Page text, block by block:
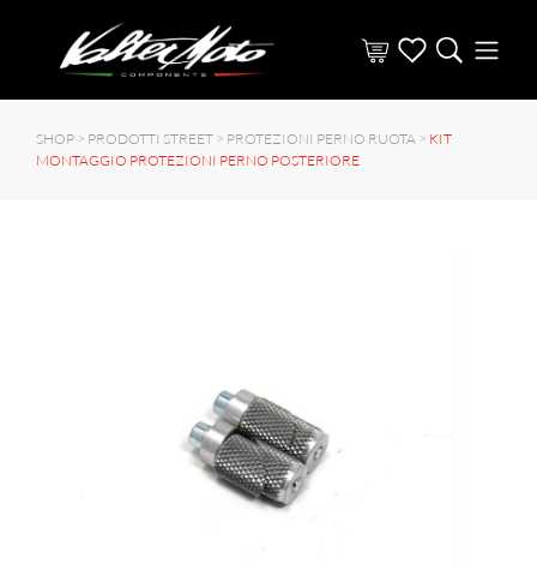
SHOP > PRODOTTI STREET > PROTEZIONI PERNO RUOTA > KIT
MONTAGGIO PROTEZIONI PERNO POSTERIORE